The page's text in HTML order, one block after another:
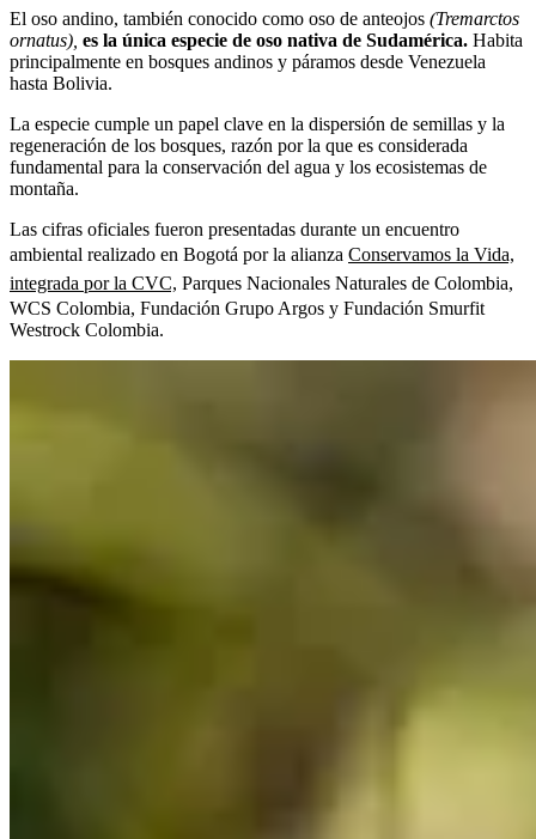
El oso andino, también conocido como oso de anteojos (Tremarctos
ornatus), es la única especie de oso nativa de Sudamérica. Habita
principalmente en bosques andinos y páramos desde Venezuela
hasta Bolivia.
La especie cumple un papel clave en la dispersión de semillas y la
regeneración de los bosques, razón por la que es considerada
fundamental para la conservación del agua y los ecosistemas de
montaña.
Las cifras oficiales fueron presentadas durante un encuentro
ambiental realizado en Bogotá por la alianza Conservamos la Vida,
integrada por la CVC, Parques Nacionales Naturales de Colombia,
WCS Colombia, Fundación Grupo Argos y Fundación Smurfit
Westrock Colombia.